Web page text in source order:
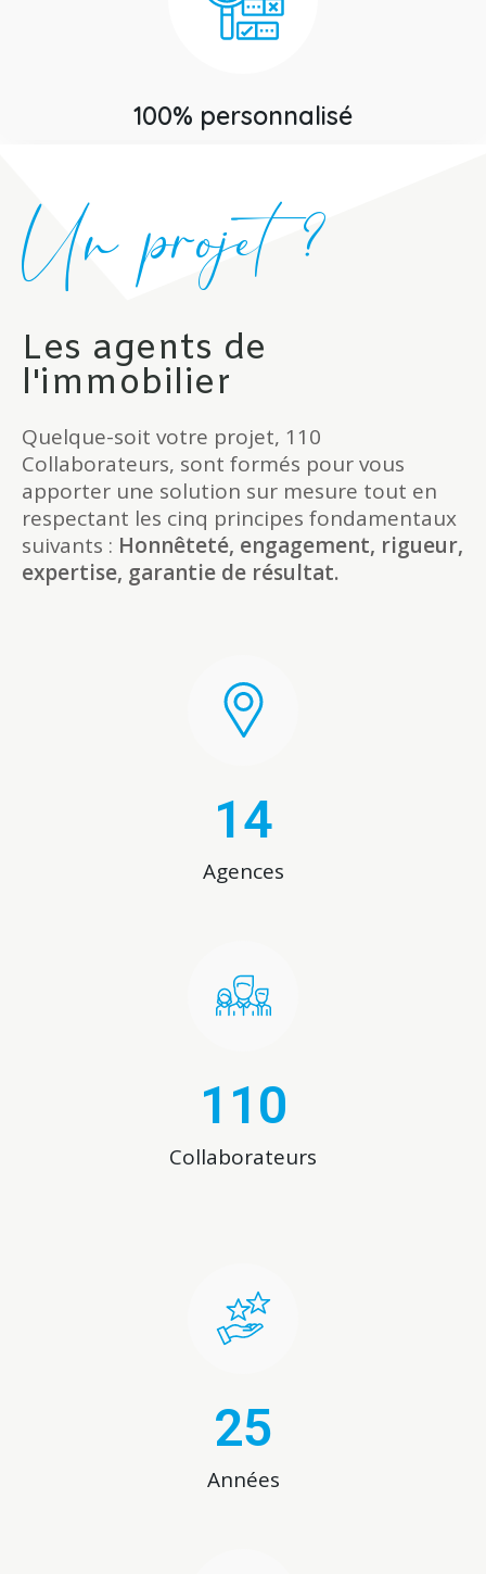
100% personnalisé
Un projet ?
Les agents de
l'immobilier
Quelque-soit votre projet, 110
Collaborateurs, sont formés pour vous
apporter une solution sur mesure tout en
respectant les cinq principes fondamentaux
suivants : Honnêteté, engagement, rigueur,
expertise, garantie de résultat.
14
Agences
110
Collaborateurs
25
Années